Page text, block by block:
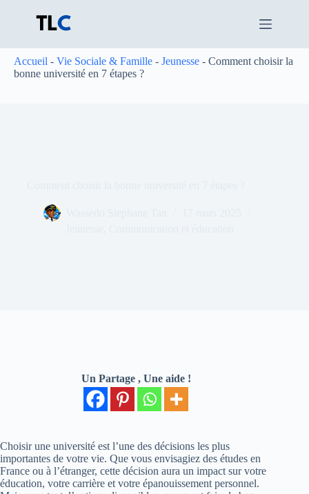
Accueil - Vie Sociale & Famille - Jeunesse - Comment choisir la
bonne université en 7 étapes ?
Un Partage , Une aide !
Choisir une université est l’une des décisions les plus
importantes de votre vie. Que vous envisagiez des études en
France ou à l’étranger, cette décision aura un impact sur votre
éducation, votre carrière et votre épanouissement personnel.